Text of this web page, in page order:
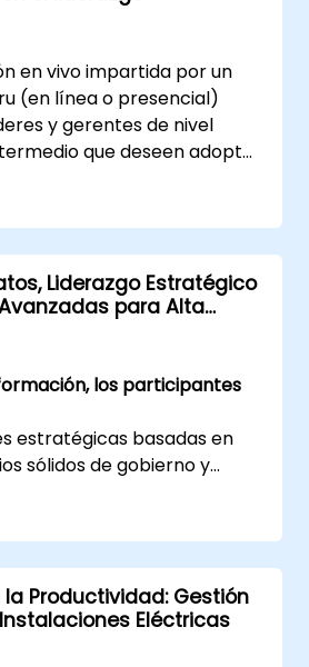
un entorno de
del equipo y de la
gestionar el cambio de
y cultivar una cultura
innovadora y adaptable.
en vivo impartida por un
(en línea o presencial)
y gerentes de nivel
que deseen adoptar
el proceso de
sobre
Liderazgo Estratégico
para Alta
los participantes
estratégicas basadas en
sólidos de gobierno y
una estrategia de datos
reales de Inteligencia
avanzada.
la transformación
Productividad: Gestión
Eléctricas